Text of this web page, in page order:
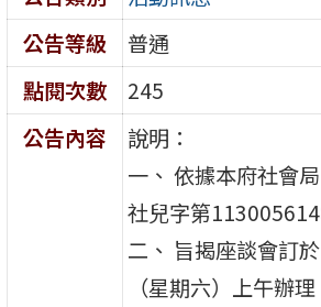
公告等級
普通
點閱次數
245
公告內容
說明：
一、 依據本府社會
社兒字第
二、 旨揭座談會訂
（星期六）上午辦